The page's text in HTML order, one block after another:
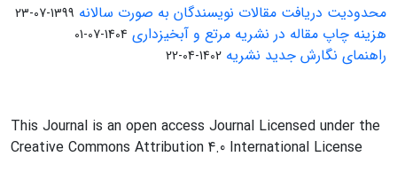
محدودیت دریافت مقالات نویسندگان به صورت سالانه 1399-07-23
هزینه چاپ مقاله در نشریه مرتع و آبخیزداری 1404-07-01
راهنمای نگارش جدید نشریه 1402-04-22
This Journal is an open access Journal Licensed under the
Creative Commons Attribution 4.0 International License